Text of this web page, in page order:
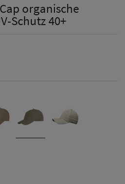
organische
Schutz 40+